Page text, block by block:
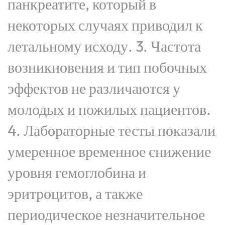
панкреатите, который в
некоторых случаях приводил к
летальному исходу. 3. Частота
возникновения и тип побочных
эффектов не различаются у
молодых и пожилых пациентов.
4. Лабораторные тесты показали
умеренное временное снижение
уровня гемоглобина и
эритроцитов, а также
периодическое незначительное